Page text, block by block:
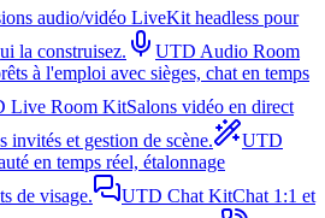
audio/vidéo LiveKit headless pour
la construisez.
UTD Audio Room
à l'emploi avec sièges, chat en temps
Live Room KitSalons vidéo en direct
invités et gestion de scène.
UTD
en temps réel, étalonnage
de visage.
UTD Chat KitChat 1:1 et